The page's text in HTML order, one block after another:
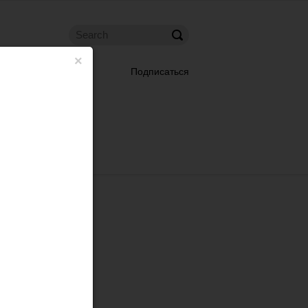
×
Подписаться